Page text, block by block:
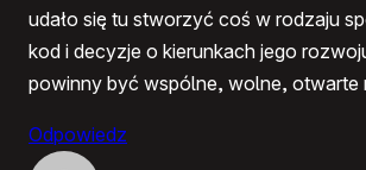
udało się tu stworzyć coś w rodzaju
kod i decyzje o kierunkach jego
powinny być wspólne, wolne, otwarte
Odpowiedz